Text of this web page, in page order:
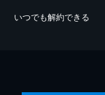
いつでも解約できる